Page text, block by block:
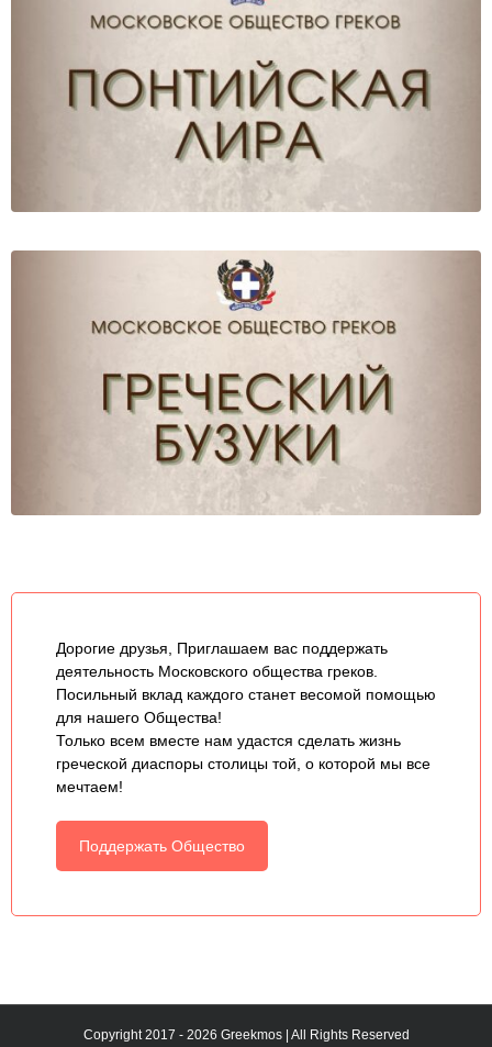
Дорогие друзья, Приглашаем вас поддержать
деятельность Московского общества греков.
Посильный вклад каждого станет весомой помощью
для нашего Общества!
Только всем вместе нам удастся сделать жизнь
греческой диаспоры столицы той, о которой мы все
мечтаем!
Поддержать Общество
Copyright 2017 - 2026 Greekmos | All Rights Reserved